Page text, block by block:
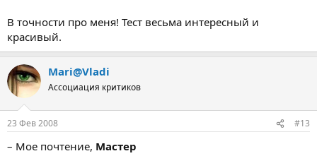
В точности про меня! Тест весьма интересный и
красивый.
Mari@Vladi
Ассоциация критиков
23 Фев 2008 #13
– Мое почтение, Мастер